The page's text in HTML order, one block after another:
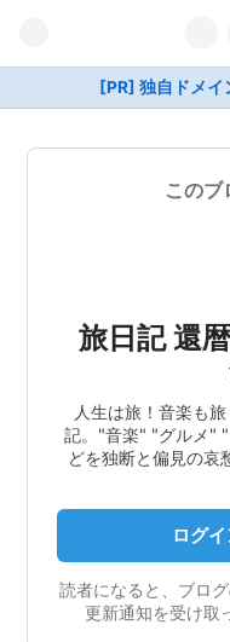
[PR] 独自ドメイ
このブ
旅日記 還
人生は旅！音楽も
記。"音楽" "グルメ"
どを独断と偏見の哀
ログ
読者になると、ブロ
更新通知を受け取